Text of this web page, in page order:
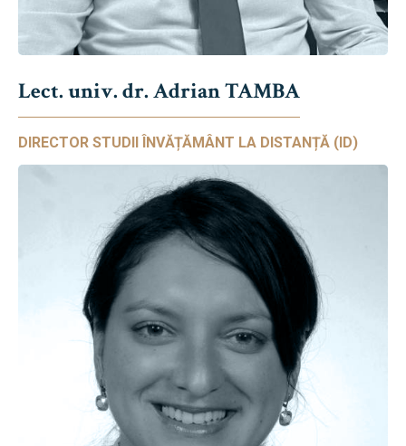
Lect. univ. dr. Adrian TAMBA
DIRECTOR STUDII ÎNVĂȚĂMÂNT LA DISTANȚĂ (ID)